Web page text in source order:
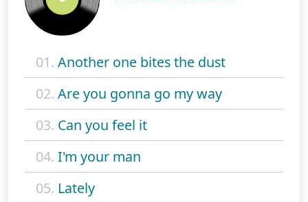
01. Another one bites the dust
02. Are you gonna go my way
03. Can you feel it
04. I'm your man
05. Lately